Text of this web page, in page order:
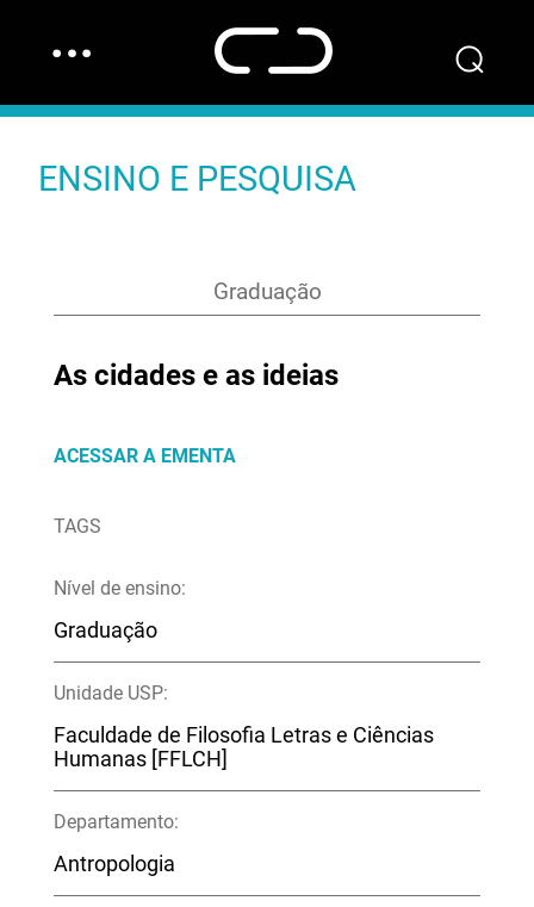
… ⌕
ENSINO E PESQUISA
Graduação
As cidades e as ideias
ACESSAR A EMENTA
TAGS
Nível de ensino:
Graduação
Unidade USP:
Faculdade de Filosofia Letras e Ciências
Humanas [FFLCH]
Departamento:
Antropologia